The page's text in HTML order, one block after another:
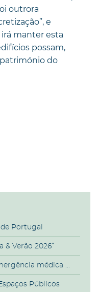
outrora
e
manter esta
possam,
do
Portugal
& Verão 2026”
médica ...
Públicos